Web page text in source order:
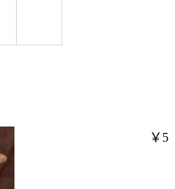
￥5